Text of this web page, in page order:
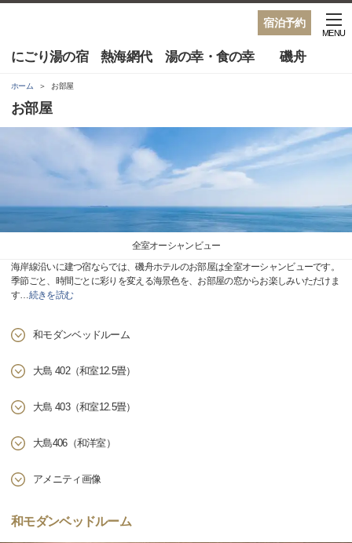
宿泊予約
にごり湯の宿 熱海網代 湯の幸・食の幸 磯舟
MENU
ホーム お部屋
お部屋
全室オーシャンビュー
海岸線沿いに建つ宿ならでは、磯舟ホテルのお部屋は全室オーシャンビューです。
季節ごと、時間ごとに彩りを変える海景色を、お部屋の窓からお楽しみいただけま
す…続きを読む
和モダンベッドルーム
大島 402（和室12.5畳）
大島 403（和室12.5畳）
大島406（和洋室）
アメニティ画像
和モダンベッドルーム